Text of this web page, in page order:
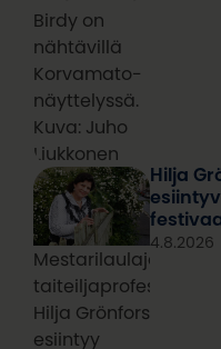
Birdy on
nähtävillä
Korvamato-
näyttelyssä.
Kuva: Juho
Liukkonen
Mestarilaulaja,
taiteiljaprofessori
Hilja Grönfors
esiintyy
Hilja
4.8.2026